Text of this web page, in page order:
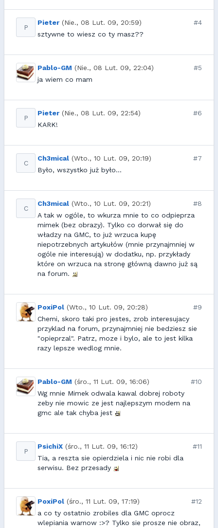
P
Pieter (Nie., 08 Lut. 09, 20:59)
#4
sztywne to wiesz co ty masz??
Pablo-GM (Nie., 08 Lut. 09, 22:04)
#5
ja wiem co mam
P
Pieter (Nie., 08 Lut. 09, 22:54)
#6
KARK!
C
Ch3mical (Wto., 10 Lut. 09, 20:19)
#7
Było, wszystko już było...
C
Ch3mical (Wto., 10 Lut. 09, 20:21)
#8
A tak w ogóle, to wkurza mnie to co odpieprza
mimek (bez obrazy). Tylko co dorwał się do
władzy na GMC, to już wrzuca kupę
niepotrzebnych artykułów (mnie przynajmniej w
ogóle nie interesują) w dodatku, np. przykłady
które on wrzuca na stronę główną dawno już są
na forum.
PoxiPol (Wto., 10 Lut. 09, 20:28)
#9
Chemi, skoro taki pro jestes, zrob interesujacy
przyklad na forum, przynajmniej nie bedziesz sie
"opieprzal". Patrz, moze i bylo, ale to jest kilka
razy lepsze wedlog mnie.
Pablo-GM (śro., 11 Lut. 09, 16:06)
#10
Wg mnie Mimek odwala kawal dobrej roboty
zeby nie mowic ze jest najlepszym modem na
gmc ale tak chyba jest
P
PsichiX (śro., 11 Lut. 09, 16:12)
#11
Tia, a reszta sie opierdziela i nic nie robi dla
serwisu. Bez przesady
PoxiPol (śro., 11 Lut. 09, 17:19)
#12
a co ty ostatnio zrobiles dla GMC oprocz
wlepiania warnow :>? Tylko sie prosze nie obraz,